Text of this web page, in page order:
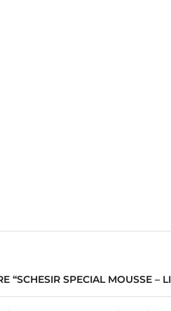
“SCHESIR SPECIAL MOUSSE –